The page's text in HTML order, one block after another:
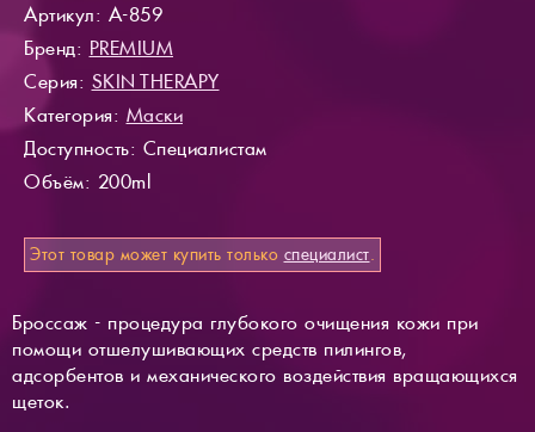
Артикул: A-859
Бренд: PREMIUM
Серия: SKIN THERAPY
Категория: Маски
Доступность: Специалистам
Объём: 200ml
Этот товар может купить только специалист
Броссаж - процедура глубокого очищения кожи при
помощи отшелушивающих средств пилингов,
адсорбентов и механического воздействия вращающихся
щеток.